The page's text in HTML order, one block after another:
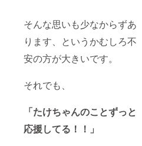
そんな思いも少なからずあ
ります、というかむしろ不
安の方が大きいです。
それでも、
「たけちゃんのことずっと
応援してる！！」